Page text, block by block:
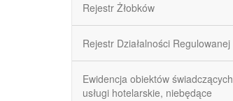
Rejestr Żłobków
Rejestr Działalności Regulowanej
Ewidencja obiektów świadczących
usługi hotelarskie, niebędące